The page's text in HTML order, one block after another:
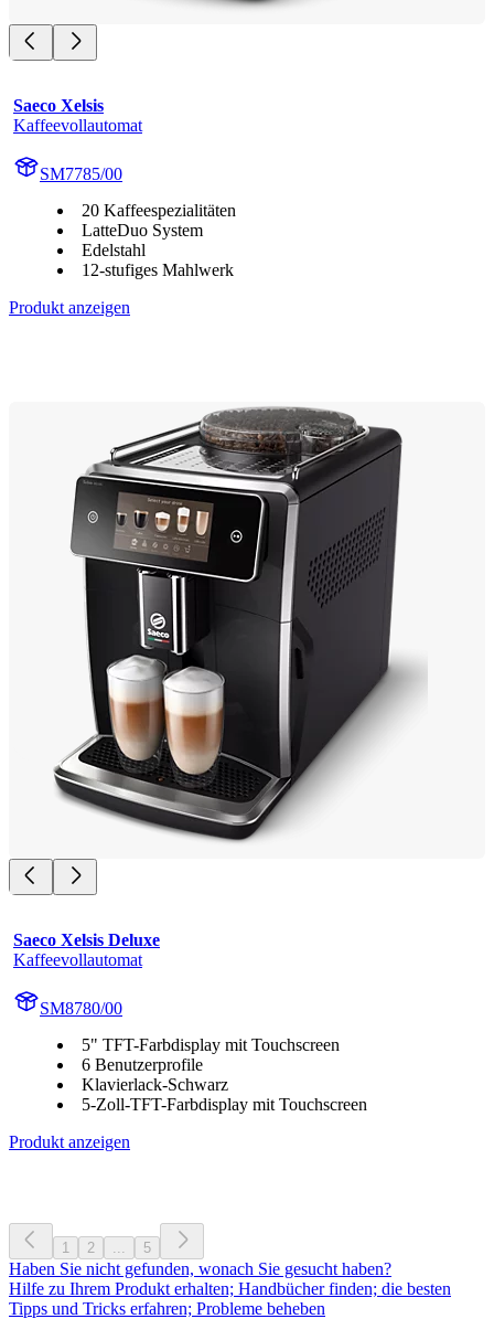
Saeco Xelsis
Kaffeevollautomat
SM7785/00
20 Kaffeespezialitäten
LatteDuo System
Edelstahl
12-stufiges Mahlwerk
Produkt anzeigen
Saeco Xelsis Deluxe
Kaffeevollautomat
SM8780/00
5" TFT-Farbdisplay mit Touchscreen
6 Benutzerprofile
Klavierlack-Schwarz
5-Zoll-TFT-Farbdisplay mit Touchscreen
Produkt anzeigen
1 2 5
Haben Sie nicht gefunden, wonach Sie gesucht haben?
Hilfe zu Ihrem Produkt erhalten; Handbücher finden; die besten
Tipps und Tricks erfahren; Probleme beheben